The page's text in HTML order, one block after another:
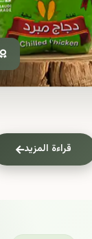
قراءة المزيد